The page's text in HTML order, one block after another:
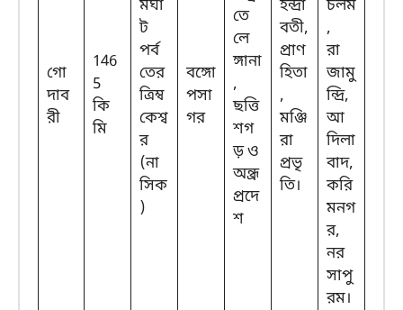
গো
দাব
রী
146
5
কি
মি
মঘা
ট
পর্ব
তের
ত্রিম্ব
কেশ্ব
র
(না
সিক
)
বঙ্গো
পসা
গর
তে
লে
ঙ্গানা
,
ছত্তি
শগ
ড় ও
অন্ধ্র
প্রদে
শ
ইন্দ্রা
বতী,
প্রাণ
হিতা
,
মঞ্জি
রা
প্রভৃ
তি।
চলম
,
রা
জামু
ন্দ্রি,
আ
দিলা
বাদ,
করি
মনগ
র,
নর
সাপু
রম।